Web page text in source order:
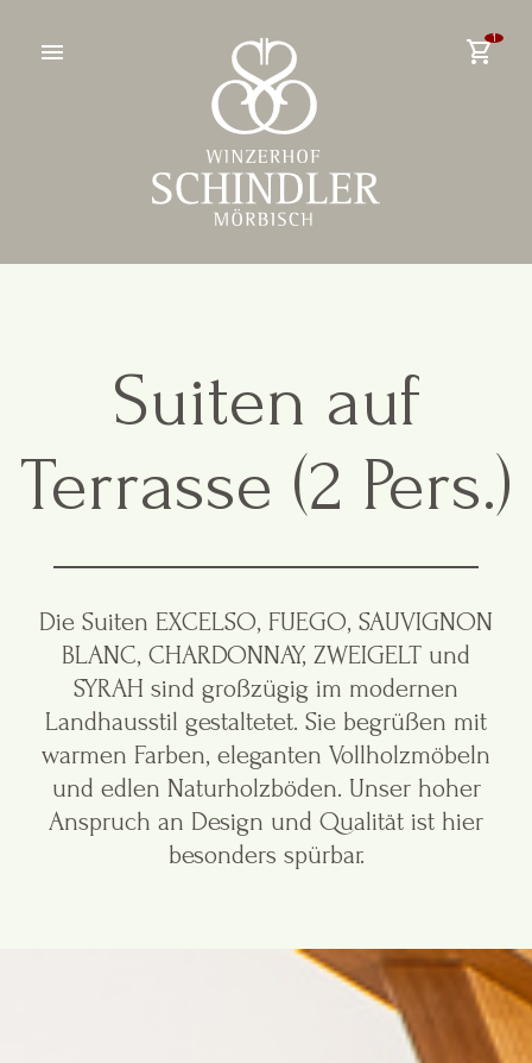
menu shopping_cart1
Suiten auf
Terrasse (2 Pers.)
Die Suiten EXCELSO, FUEGO, SAUVIGNON
BLANC, CHARDONNAY, ZWEIGELT und
SYRAH sind großzügig im modernen
Landhausstil gestaltetet. Sie begrüßen mit
warmen Farben, eleganten Vollholzmöbeln
und edlen Naturholzböden. Unser hoher
Anspruch an Design und Qualität ist hier
besonders spürbar.